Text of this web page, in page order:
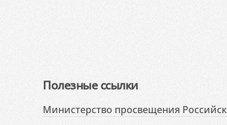
Полезные ссылки
Министерство просвещения